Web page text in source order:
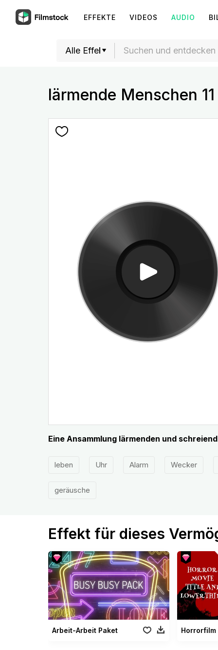
EFFEKTE VIDEOS AUDIO
lärmende Menschen 11
Eine Ansammlung lärmenden und
leben Uhr Alarm Wecker
geräusche
Effekt für dieses
Arbeit-Arbeit Paket